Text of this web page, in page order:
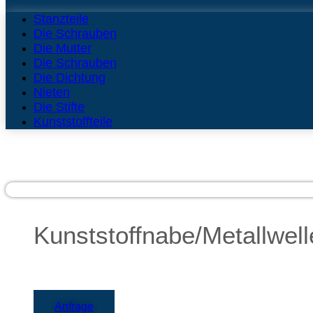
Stanzteile
Die Schrauben
Die Mutter
Die Schrauben
Die Dichtung
Nieten
Die Stifte
Kunststoffteile
Kunststoffnabe/
Anfrage